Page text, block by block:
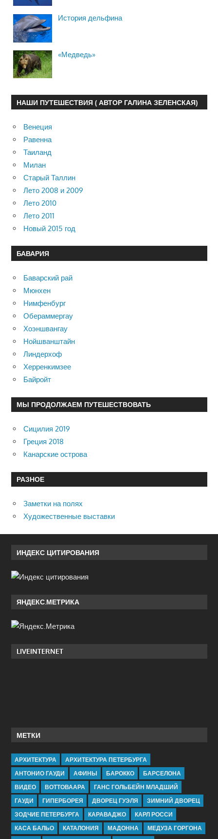
История дельфина
«Медведь»
НАШИ ПУТЕШЕСТВИЯ ( АВТОР ГАЛИНА ЗЕЛЕНСКАЯ)
Венеция
Равенна
Таиланд
Милан
Старый Таллин
Лето 2008 и 2009
Лето 2010
Лето 2011
Новый 2015 год
БАВАРИЯ
Баварский рай
Мюнхен
Нимфенбург
Обераммергау
Хоэншвангау
Нойшванштайн
Линдерхоф
Херренкимзее
Байройт
МЫ ПРОДОЛЖАЕМ ПУТЕШЕСТВОВАТЬ
Сицилия 2019
Греция 2018
Канарские острова
РАЗНОЕ
Заметки на полях
Художественные выставки
ИНДЕКС ЦИТИРОВАНИЯ
ЯНДЕКС.МЕТРИКА
LIVEINTERNET
МЕТКИ
АРХИТЕКТУРА
АРХИТЕКТУРА ПЕТЕРБУРГА
АНТОНИО ГАУДИ
АФИНЫ БАРОККО
БАРСЕЛОНА
ВИДЕО
ВОТТОВААРА
ГАНС ГОЛЬБЕЙН МЛАДШИЙ
ГАУДИ
ГИПЕРБОРЕЯ ДВОРЕЦ ГУЭЛЯ
ЗИМНИЙ ДВОРЕЦ
ЗОДЧИЕ ПЕТЕРБУРГА
КАРАВАДЖО
КАРЛ РОССИ
КАСА БАЛЬО
КАТАЛОНИЯ МАДОННА
МЕДУЗА ГОРГОНА